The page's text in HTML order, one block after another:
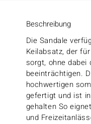
Beschreibung
Die Sandale
Keilabsatz, der
sorgt, ohne dabei
beeinträchtigen.
hochwertigen
gefertigt und ist
gehalten So
und